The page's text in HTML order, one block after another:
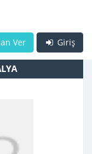
Giriş
Ver